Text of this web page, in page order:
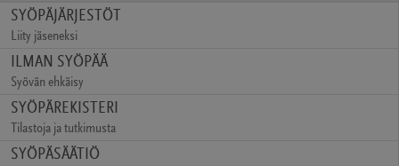
(avautuu
ikkunassa)
SYÖPÄJÄRJESTÖT
Liity jäseneksi
(avautuu
ikkunassa)
ILMAN SYÖPÄÄ
Syövän ehkäisy
(avautuu
ikkunassa)
SYÖPÄREKISTERI
Tilastoja ja tutkimusta
(avautuu
SYÖPÄSÄÄTIÖ